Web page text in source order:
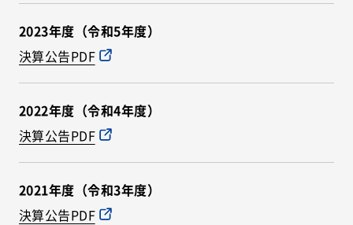
2023年度（令和5年度）
決算公告PDF
2022年度（令和4年度）
決算公告PDF
2021年度（令和3年度）
決算公告PDF